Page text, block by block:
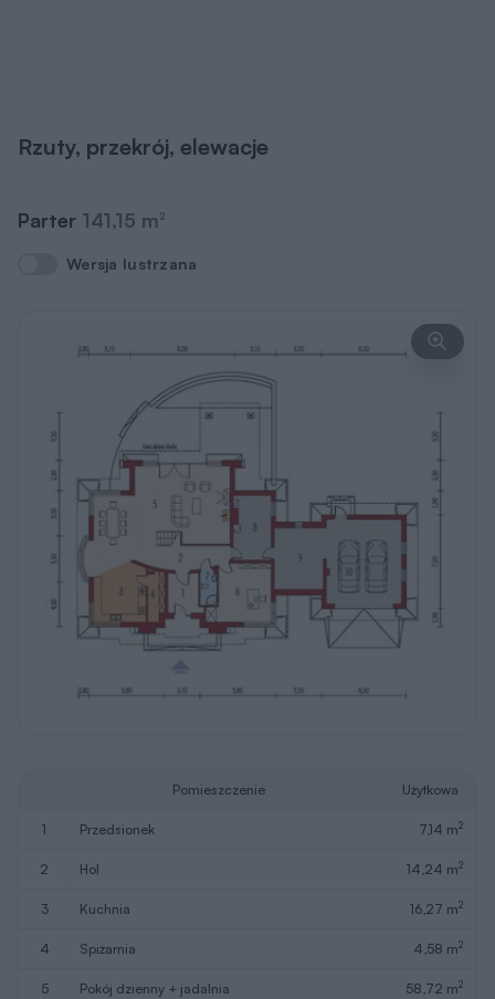
Rzuty, przekrój, elewacje
Parter 141,15 m2
Wersja lustrzana
Wersja lustrzana
Pomieszczenie Użytkowa
1 przedsionek 7,14 m2
2 hol 14,24 m2
3 kuchnia 16,27 m2
4 spiżarnia 4,58 m2
5 pokój dzienny + jadalnia 58,72 m2